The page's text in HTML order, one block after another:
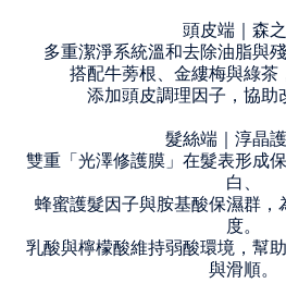
頭皮端｜森
多重潔淨系統溫和去除油脂與
搭配牛蒡根、金縷梅與綠茶
添加頭皮調理因子，協助
髮絲端｜淳晶
雙重「光澤修護膜」在髮表形成
白、
蜂蜜護髮因子與胺基酸保濕群
度。
乳酸與檸檬酸維持弱酸環境，幫
與滑順。